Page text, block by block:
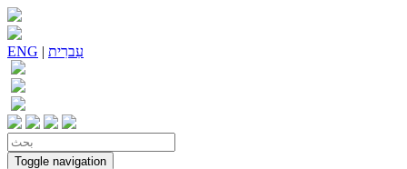
ENG | עִברִית
Toggle navigation